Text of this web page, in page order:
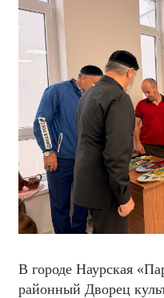
В городе Наурская
районный Дворец